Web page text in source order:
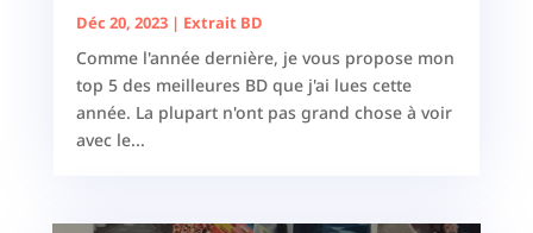
Déc 20, 2023| Extrait BD
Comme l'année dernière, je vous propose mon
top 5 des meilleures BD que j'ai lues cette
année. La plupart n'ont pas grand chose à voir
avec le...